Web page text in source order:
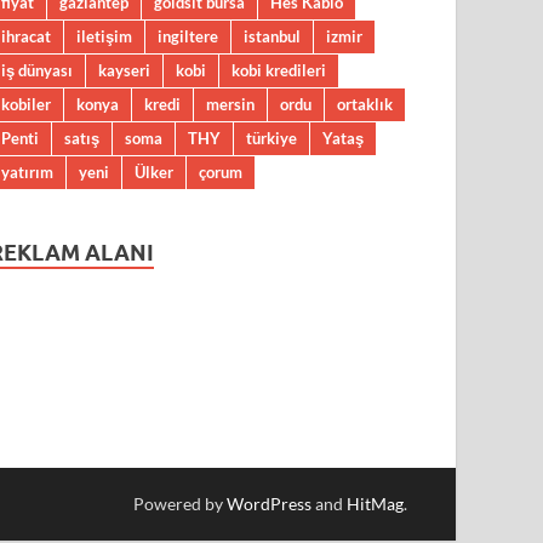
ihracat
iletişim ingiltere istanbul
izmir
iş dünyası
kayseri kobi
kobi kredileri
kobiler
konya kredi mersin ordu
ortaklık
Penti
satış soma THY türkiye
Yataş
yatırım
yeni Ülker çorum
ALANI
Powered byWordPressand HitMag.